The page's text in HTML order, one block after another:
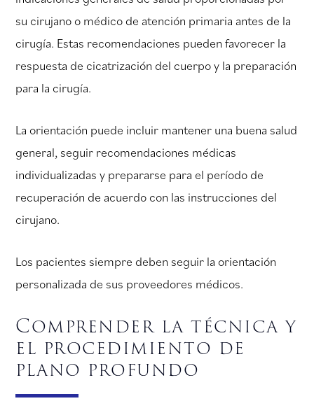
su cirujano o médico de atención primaria antes de la
cirugía. Estas recomendaciones pueden favorecer la
respuesta de cicatrización del cuerpo y la preparación
para la cirugía.
La orientación puede incluir mantener una buena salud
general, seguir recomendaciones médicas
individualizadas y prepararse para el período de
recuperación de acuerdo con las instrucciones del
cirujano.
Los pacientes siempre deben seguir la orientación
personalizada de sus proveedores médicos.
Comprender la técnica y
el procedimiento de
plano profundo